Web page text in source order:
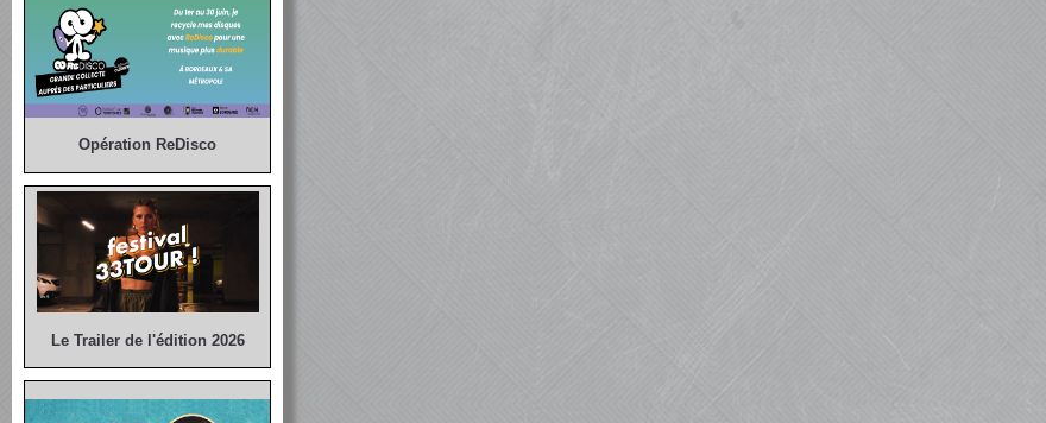
Opération ReDisco
Le Trailer de l'édition 2026